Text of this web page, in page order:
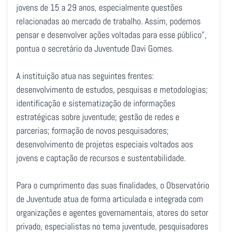
jovens de 15 a 29 anos, especialmente questões
relacionadas ao mercado de trabalho. Assim, podemos
pensar e desenvolver ações voltadas para esse público”,
pontua o secretário da Juventude Davi Gomes.
A instituição atua nas seguintes frentes:
desenvolvimento de estudos, pesquisas e metodologias;
identificação e sistematização de informações
estratégicas sobre juventude; gestão de redes e
parcerias; formação de novos pesquisadores;
desenvolvimento de projetos especiais voltados aos
jovens e captação de recursos e sustentabilidade.
Para o cumprimento das suas finalidades, o Observatório
de Juventude atua de forma articulada e integrada com
organizações e agentes governamentais, atores do setor
privado, especialistas no tema juventude, pesquisadores